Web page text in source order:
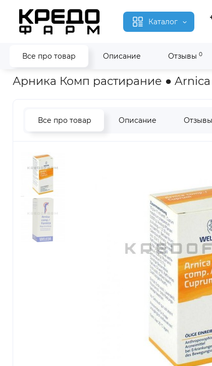
Каталог
Все про товар Описание Отзывы 0
Главная Кости и мышцы Арника Комп ● Arnica Comp
Арника Комп растирание ●
Все про товар Описание Отзывы